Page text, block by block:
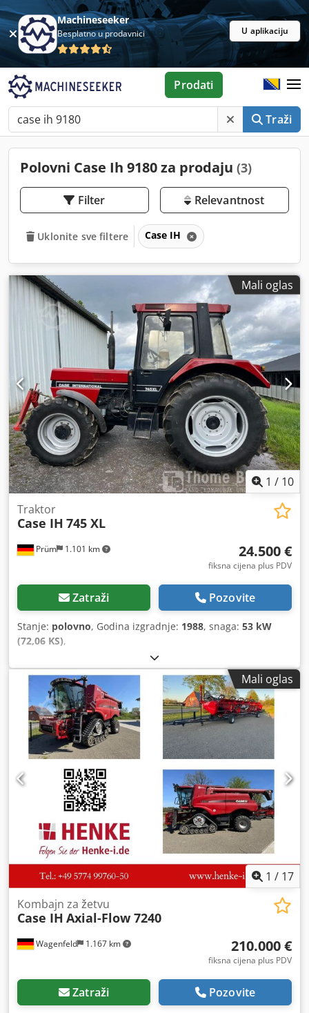
Machineseeker
Besplatno u prodavnici U aplikaciju
Traži
Prodati
Polovni Case Ih 9180 za prodaju (3)
Filter Relevantnost
Uklonite sve filtere Case IH
Mali oglas
1 / 10
Prüm 1.101 km
Traktor
Case IH 745 XL
24.500 €
fiksna cijena plus PDV
Zatraži Pozovite
Stanje: polovno, Godina izgradnje: 1988, snaga: 53 kW
(72,06 KS),
Mali oglas
1 / 17
Wagenfeld 1.167 km
Kombajn za žetvu
Case IH Axial-Flow 7240
210.000 €
fiksna cijena plus PDV
Zatraži Pozovite